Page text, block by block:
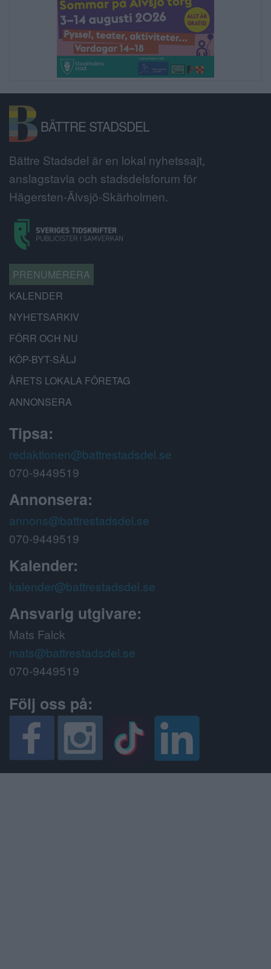
BÄTTRE STADSDEL
Bättre Stadsdel är en lokal nyhetssajt,
anslagstavla och stadsdelsforum för
Hägersten-Älvsjö-Skärholmen.
PRENUMERERA
KALENDER
NYHETSARKIV
FÖRR OCH NU
KÖP-BYT-SÄLJ
ÅRETS LOKALA FÖRETAG
ANNONSERA
Tipsa:
redaktionen@battrestadsdel.se
070-9449519
Annonsera:
annons@battrestadsdel.se
070-9449519
Kalender:
kalender@battrestadsdel.se
Ansvarig utgivare:
Mats Falck
mats@battrestadsdel.se
070-9449519
Följ oss på: